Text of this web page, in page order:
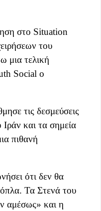
στο Situation
του
μια τελική
Social ο
τις δεσμεύσεις
και τα σημεία
πιθανή
ότι δεν θα
Τα Στενά του
αμέσως» και η